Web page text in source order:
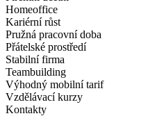
Homeoffice
Kariérní růst
Pružná pracovní doba
Přátelské prostředí
Stabilní firma
Teambuilding
Výhodný mobilní tarif
Vzdělávací kurzy
Kontakty